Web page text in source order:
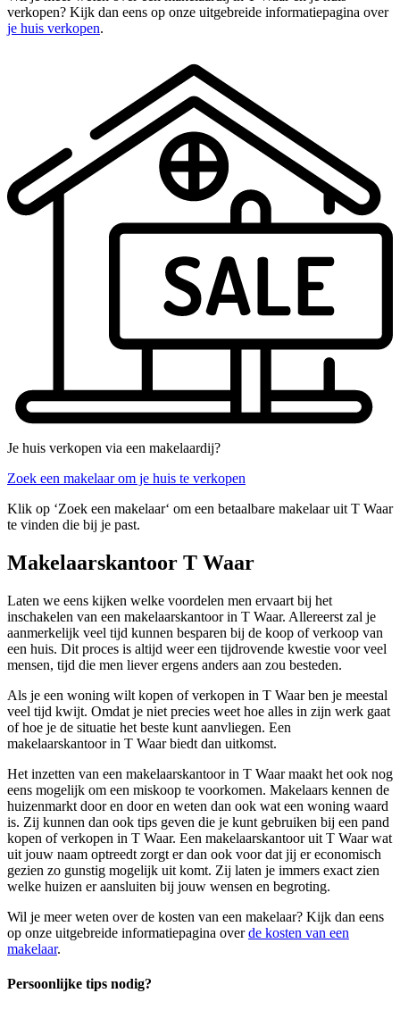
verkopen? Kijk dan eens op onze uitgebreide informatiepagina over
je huis verkopen.
Je huis verkopen via een makelaardij?
Zoek een makelaar om je huis te verkopen
Klik op ‘Zoek een makelaar‘ om een betaalbare makelaar uit T Waar
te vinden die bij je past.
Makelaarskantoor T Waar
Laten we eens kijken welke voordelen men ervaart bij het
inschakelen van een makelaarskantoor in T Waar. Allereerst zal je
aanmerkelijk veel tijd kunnen besparen bij de koop of verkoop van
een huis. Dit proces is altijd weer een tijdrovende kwestie voor veel
mensen, tijd die men liever ergens anders aan zou besteden.
Als je een woning wilt kopen of verkopen in T Waar ben je meestal
veel tijd kwijt. Omdat je niet precies weet hoe alles in zijn werk gaat
of hoe je de situatie het beste kunt aanvliegen. Een
makelaarskantoor in T Waar biedt dan uitkomst.
Het inzetten van een makelaarskantoor in T Waar maakt het ook nog
eens mogelijk om een miskoop te voorkomen. Makelaars kennen de
huizenmarkt door en door en weten dan ook wat een woning waard
is. Zij kunnen dan ook tips geven die je kunt gebruiken bij een pand
kopen of verkopen in T Waar. Een makelaarskantoor uit T Waar wat
uit jouw naam optreedt zorgt er dan ook voor dat jij er economisch
gezien zo gunstig mogelijk uit komt. Zij laten je immers exact zien
welke huizen er aansluiten bij jouw wensen en begroting.
Wil je meer weten over de kosten van een makelaar? Kijk dan eens
op onze uitgebreide informatiepagina overde kosten van een
makelaar.
Persoonlijke tips nodig?